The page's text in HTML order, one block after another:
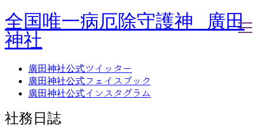
全国唯一病厄除守護神 廣田
神社
ホーム
社務日誌
お知らせ
廣田神社について
廣田神社公式ツイッター
廣田神社公式フェイスブック
廣田神社公式インスタグラム
社務日誌